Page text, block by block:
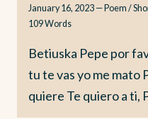
January 16, 2023 — Poem /
109Words
Betiuska Pepe por
tu te vas yo me mato
quiere Te quiero a ti,